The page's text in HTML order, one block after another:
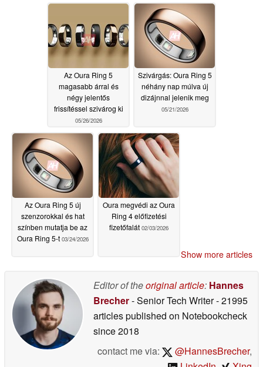
06/16/2026
Az Oura Ring 5
magasabb árral és
négy jelentős
frissítéssel szivárog ki
05/26/2026
Szivárgás: Oura Ring 5
néhány nap múlva új
dizájnnal jelenik meg
05/21/2026
Az Oura Ring 5 új
szenzorokkal és hat
színben mutatja be az
Oura Ring 5-t 03/24/2026
Oura megvédi az Oura
Ring 4 előfizetési
fizetőfalát 02/03/2026
Show more articles
Editor of theoriginal article: Hannes
Brecher- Senior Tech Writer- 21995
articles published on Notebookcheck
since 2018
contact me via:
@HannesBrecher,